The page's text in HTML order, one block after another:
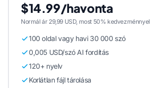
$14.99/havonta
Normál ár 29,99 USD, most 50% kedvezménnyel
100 oldal vagy havi 30 000 szó
0,005 USD/szó AI fordítás
120+ nyelv
Korlátlan fájl tárolása